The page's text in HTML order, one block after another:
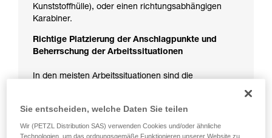
Kunststoffhülle), oder einen richtungsabhängigen
Karabiner.
Richtige Platzierung der Anschlagpunkte und
Beherrschung der Arbeitssituationen
In den meisten Arbeitssituationen sind die
Sie entscheiden, welche Daten Sie teilen
Wir (PETZL Distribution SAS) verwenden Cookies und/oder ähnliche
Technologien, um das ordnungsgemäße Funktionieren unserer Website zu